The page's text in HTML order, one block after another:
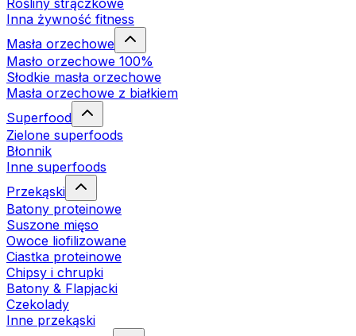
Rośliny strączkowe
Inna żywność fitness
Masła orzechowe
Masło orzechowe 100%
Słodkie masła orzechowe
Masła orzechowe z białkiem
Superfood
Zielone superfoods
Błonnik
Inne superfoods
Przekąski
Batony proteinowe
Suszone mięso
Owoce liofilizowane
Ciastka proteinowe
Chipsy i chrupki
Batony & Flapjacki
Czekolady
Inne przekąski